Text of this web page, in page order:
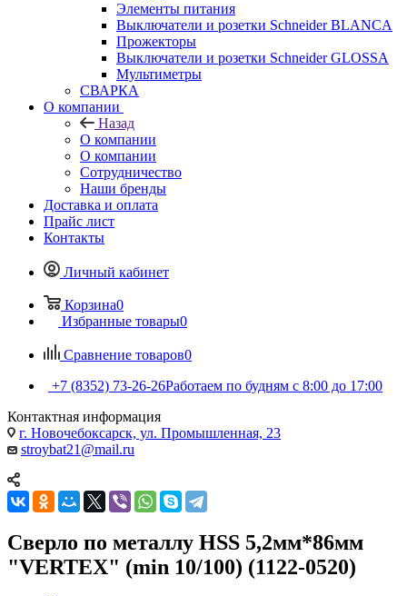
Элементы питания
Выключатели и розетки Schneider BLANCA
Прожекторы
Выключатели и розетки Schneider GLOSSA
Мультиметры
СВАРКА
О компании
Назад
О компании
О компании
Сотрудничество
Наши бренды
Доставка и оплата
Прайс лист
Контакты
Личный кабинет
Корзина0
Избранные товары0
Сравнение товаров0
+7 (8352) 73-26-26Работаем по будням с 8:00 до 17:00
Контактная информация
г. Новочебоксарск, ул. Промышленная, 23
stroybat21@mail.ru
Сверло по металлу HSS 5,2мм*86мм
"VERTEX" (min 10/100) (1122-0520)